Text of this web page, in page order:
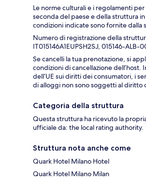
Le norme culturali e i regolamenti
seconda del paese e della struttura
condizioni indicate sono fornite dalla
Numero di registrazione della
IT015146A1EUPSH2SJ, 015146-ALB-
Se cancelli la tua prenotazione, si
condizioni di cancellazione dell’host.
dell’UE sui diritti dei consumatori, i
di alloggi non sono soggetti al diritto
Categoria della struttura
Questa struttura ha ricevuto la
ufficiale da: the local rating authority.
Struttura nota anche come
Quark Hotel Milano Hotel
Quark Hotel Milano Milan